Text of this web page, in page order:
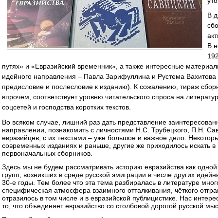
В
В
путях» и «Евразийский временник», а также интересные
идейного направления – Павла Зарифуллина и Рустема
предисловие и послесловие к изданию). К сожалению, тираж
впрочем, соответствует уровню читательского спроса на
соцсетей и господства коротких текстов.
Во всяком случае, лишний раз дать представление
направлении, познакомить с личностями Н.С. Трубецкого, П.Н.
евразийцев, с их текстами – уже большое и важное дело.
современных изданиях и раньше, другие же приходилось искать
первоначальных сборников.
Здесь мы не будем рассматривать историю евразийства как
групп, возникших в среде русской эмиграции в числе других
30-е годы. Тем более что эта тема разбиралась в литературе
специфическая атмосфера взаимного отталкивания, чёткого
отразилось в том числе и в евразийской публицистике. Нас
то, что объединяет евразийство со столбовой дорогой русской